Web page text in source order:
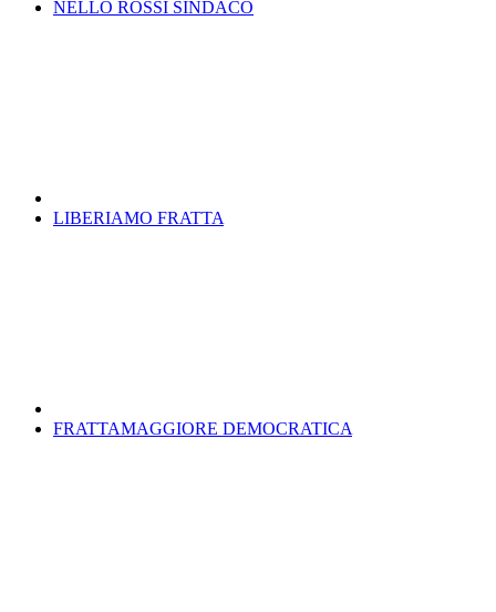
NELLO ROSSI SINDACO
LIBERIAMO FRATTA
FRATTAMAGGIORE DEMOCRATICA